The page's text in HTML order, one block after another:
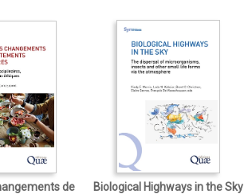
de
Biological Highways in the Sky